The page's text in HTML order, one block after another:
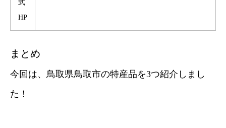
式
HP
まとめ
今回は、鳥取県鳥取市の特産品を3つ紹介しまし
た！